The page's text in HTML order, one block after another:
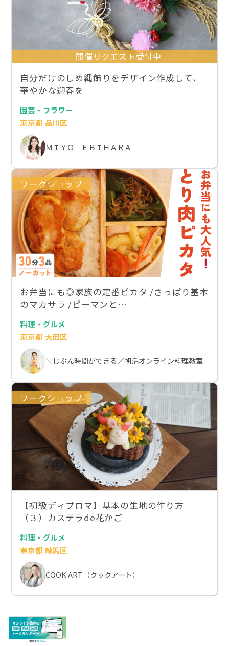
開催リクエスト受付中
自分だけのしめ縄飾りをデザイン作成して、
華やかな迎春を
園芸・フラワー
東京都 品川区
ＭＩＹＯ ＥＢＩＨＡＲＡ
ワークショップ
お弁当にも◎家族の定番ピカタ /さっぱり基本
のマカサラ /ピーマンと…
料理・グルメ
東京都 大田区
＼じぶん時間ができる／朝活オンライン料理教室
ワークショップ
【初級ディプロマ】基本の生地の作り方
（３）カステラde花かご
料理・グルメ
東京都 練馬区
COOK ART（クックアート）